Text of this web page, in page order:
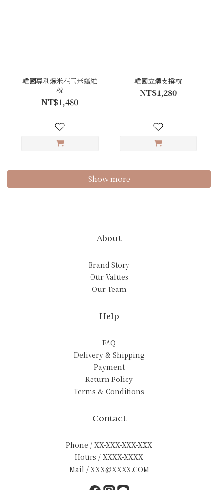
韓國專利爆米花玉米纖維
枕
NT$1,480
韓國立體支撐枕
NT$1,280
Show more
About
Brand Story
Our Values
Our Team
Help
FAQ
Delivery & Shipping
Payment
Return Policy
Terms & Conditions
Contact
Phone / XX-XXX-XXX-XXX
Hours / XXXX-XXXX
Mail / XXX@XXXX.COM